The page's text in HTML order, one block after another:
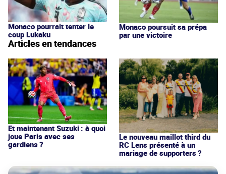
Monaco pourrait tenter le
coup Lukaku
Monaco poursuit sa prépa
par une victoire
Articles en tendances
Et maintenant Suzuki : à quoi
joue Paris avec ses
gardiens ?
Le nouveau maillot third du
RC Lens présenté à un
mariage de supporters ?